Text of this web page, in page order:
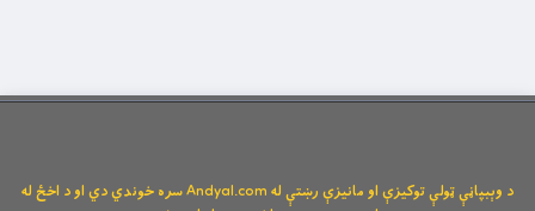
د وېبپاڼې ټولې توکیزې او مانیزې رښتې له Andyal.com سره خوندي دي او د اخځ له